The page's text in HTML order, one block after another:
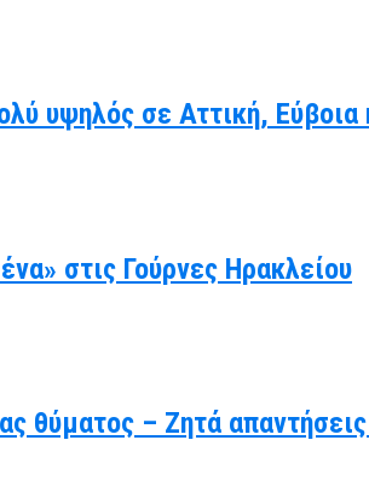
υψηλός σε Αττική, Εύβοια
στις Γούρνες Ηρακλείου
θύματος – Ζητά